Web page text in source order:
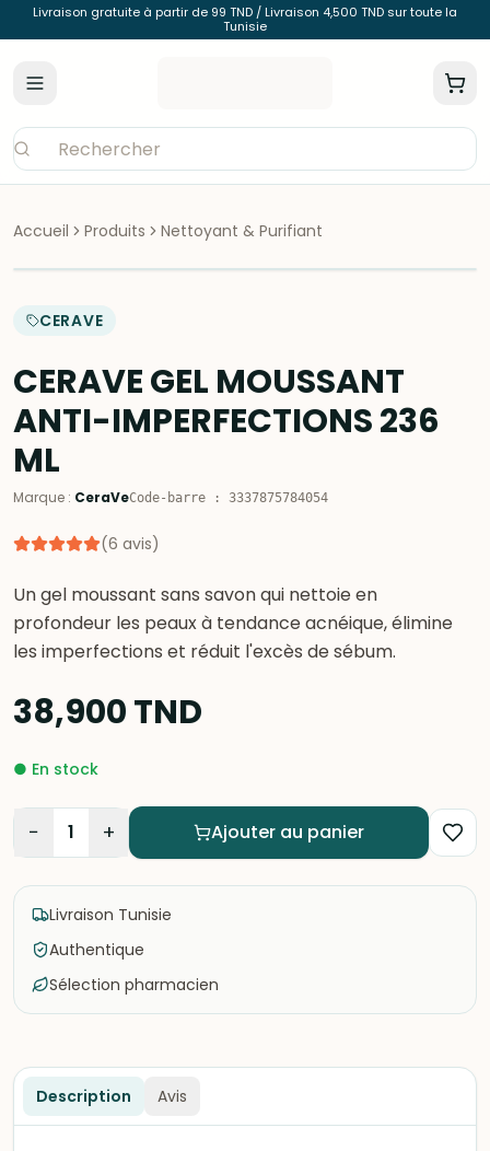
Livraison gratuite à partir de 99 TND / Livraison 4,500 TND sur toute la
Tunisie
Accueil Produits Nettoyant & Purifiant
CERAVE
CERAVE GEL MOUSSANT
ANTI-IMPERFECTIONS 236
ML
Marque : CeraVeCode-barre : 3337875784054
(6 avis)
Un gel moussant sans savon qui nettoie en
profondeur les peaux à tendance acnéique, élimine
les imperfections et réduit l'excès de sébum.
38,900TND
● En stock
− 1 + Ajouter au panier
Livraison Tunisie
Authentique
Sélection pharmacien
Description Avis